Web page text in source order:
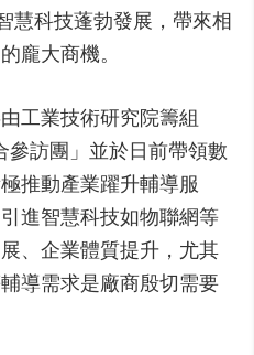
慧科技蓬勃發展，帶來相
龐大商機。
工業技術研究院籌組
參訪團」並於日前帶領數
推動產業躍升輔導服
進智慧科技如物聯網等
、企業體質提升，尤其
導需求是廠商殷切需要